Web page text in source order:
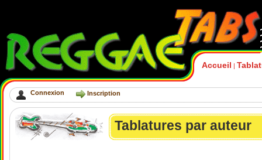
Accueil |
Connexion Inscription
Tablatures par auteur